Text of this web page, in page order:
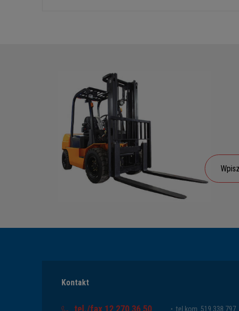
Kontakt
tel./fax 12 270 36 50 tel.kom. 519 338 797